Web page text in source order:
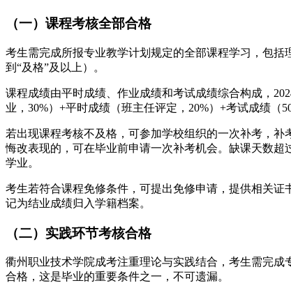
（一）课程考核全部合格
考生需完成所报专业教学计划规定的全部课程学习，包
到“及格”及以上）。
课程成绩由平时成绩、作业成绩和考试成绩综合构成，
业，30%）+平时成绩（班主任评定，20%）+考试成绩（
若出现课程考核不及格，可参加学校组织的一次补考，
悔改表现的，可在毕业前申请一次补考机会。缺课天数
学业。
考生若符合课程免修条件，可提出免修申请，提供相关
记为结业成绩归入学籍档案。
（二）实践环节考核合格
衢州职业技术学院成考注重理论与实践结合，考生需完
合格，这是毕业的重要条件之一，不可遗漏。